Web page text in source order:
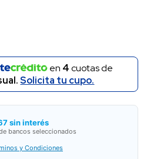
en 4cuotas de
Solicita tu cupo.
sin interés
bancos seleccionados
y Condiciones